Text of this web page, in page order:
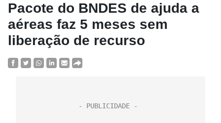
Pacote do BNDES de ajuda a
aéreas faz 5 meses sem
liberação de recurso